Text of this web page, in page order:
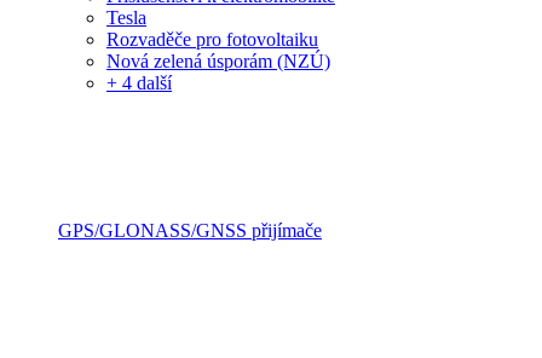
Tesla
Rozvaděče pro fotovoltaiku
Nová zelená úsporám (NZÚ)
+ 4 další
GPS/GLONASS/GNSS přijímače